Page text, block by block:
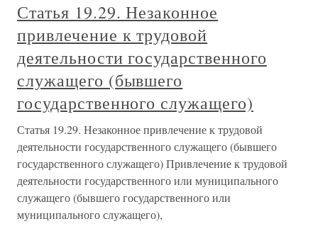
Статья 19.29. Незаконное
привлечение к трудовой
деятельности государственного
служащего (бывшего
государственного служащего)
Статья 19.29. Незаконное привлечение к трудовой
деятельности государственного служащего (бывшего
государственного служащего) Привлечение к трудовой
деятельности государственного или муниципального
служащего (бывшего государственного или
муниципального служащего),